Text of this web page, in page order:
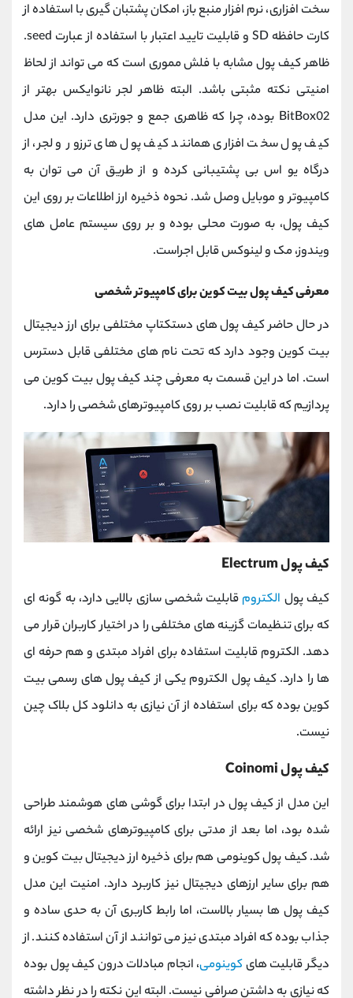
سخت افزاری، نرم افزار منبع باز، امکان پشتبان گیری با استفاده از
کارت حافظه SD و قابلیت تایید اعتبار با استفاده از عبارت seed.
ظاهر کیف پول مشابه با فلش مموری است که می تواند از لحاظ
امنیتی نکته مثبتی باشد. البته ظاهر لجر نانوایکس بهتر از
BitBox02 بوده، چرا که ظاهری جمع و جورتری دارد. این مدل
کیف پول سخت افزاری همانند کیف پول های ترزور و لجر، از
درگاه یو اس بی پشتیبانی کرده و از طریق آن می توان به
کامپیوتر و موبایل وصل شد. نحوه ذخیره ارز اطلاعات بر روی این
کیف پول، به صورت محلی بوده و بر روی سیستم عامل های
ویندوز، مک و لینوکس قابل اجراست.
معرفی کیف پول بیت کوین برای کامپیوتر شخصی
در حال حاضر کیف پول های دستکتاپ مختلفی برای ارز دیجیتال
بیت کوین وجود دارد که تحت نام های مختلفی قابل دسترس
است. اما در این قسمت به معرفی چند کیف پول بیت کوین می
پردازیم که قابلیت نصب بر روی کامپیوترهای شخصی را دارد.
کیف پول Electrum
کیف پول الکتروم قابلیت شخصی سازی بالایی دارد، به گونه ای
که برای تنظیمات گزینه های مختلفی را در اختیار کاربران قرار می
دهد. الکتروم قابلیت استفاده برای افراد مبتدی و هم حرفه ای
ها را دارد. کیف پول الکتروم یکی از کیف پول های رسمی بیت
کوین بوده که برای استفاده از آن نیازی به دانلود کل بلاک چین
نیست.
کیف پول Coinomi
این مدل از کیف پول در ابتدا برای گوشی های هوشمند طراحی
شده بود، اما بعد از مدتی برای کامپیوترهای شخصی نیز ارائه
شد. کیف پول کوینومی هم برای ذخیره ارز دیجیتال بیت کوین و
هم برای سایر ارزهای دیجیتال نیز کاربرد دارد. امنیت این مدل
کیف پول ها بسیار بالاست، اما رابط کاربری آن به حدی ساده و
جذاب بوده که افراد مبتدی نیز می توانند از آن استفاده کنند. از
دیگر قابلیت هایکوینومی، انجام مبادلات درون کیف پول بوده
که نیازی به داشتن صرافی نیست. البته این نکته را در نظر داشته